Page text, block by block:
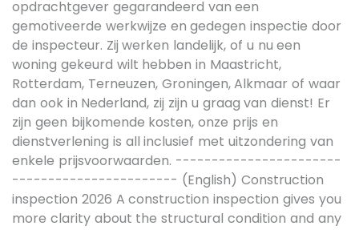
opdrachtgever gegarandeerd van een
gemotiveerde werkwijze en gedegen inspectie door
de inspecteur. Zij werken landelijk, of u nu een
woning gekeurd wilt hebben in Maastricht,
Rotterdam, Terneuzen, Groningen, Alkmaar of waar
dan ook in Nederland, zij zijn u graag van dienst! Er
zijn geen bijkomende kosten, onze prijs en
dienstverlening is all inclusief met uitzondering van
enkele prijsvoorwaarden. -----------------------
----------------------- (English) Construction
inspection 2026 A construction inspection gives you
more clarity about the structural condition and any